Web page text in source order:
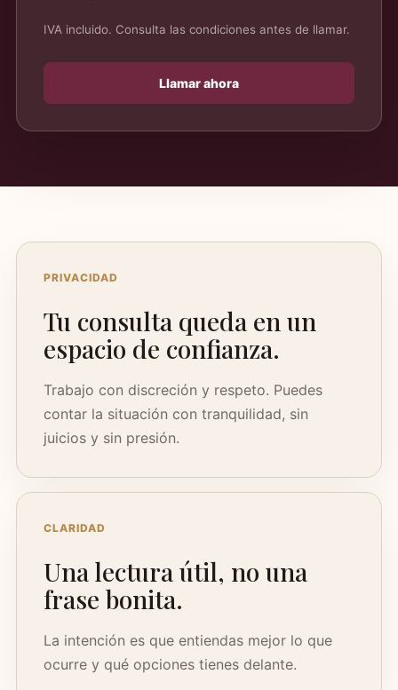
IVA incluido. Consulta las condiciones antes de llamar.
Llamar ahora
PRIVACIDAD
Tu consulta queda en un
espacio de confianza.
Trabajo con discreción y respeto. Puedes
contar la situación con tranquilidad, sin
juicios y sin presión.
CLARIDAD
Una lectura útil, no una
frase bonita.
La intención es que entiendas mejor lo que
ocurre y qué opciones tienes delante.